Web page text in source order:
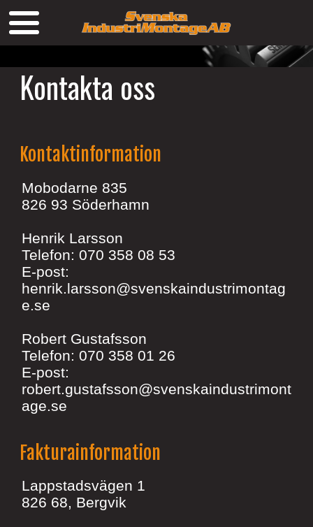
Kontakta oss
Kontaktinformation
Mobodarne 835
826 93 Söderhamn
Henrik Larsson
Telefon: 070 358 08 53
E-post:
henrik.larsson@svenskaindustrimontag
e.se
Robert Gustafsson
Telefon: 070 358 01 26
E-post:
robert.gustafsson@svenskaindustrimont
age.se
Fakturainformation
Lappstadsvägen 1
826 68, Bergvik